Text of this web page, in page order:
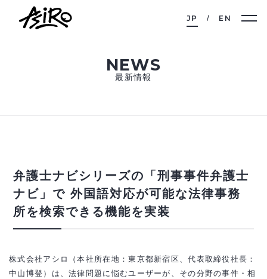
JP EN
NEWS
最新情報
弁護士ナビシリーズの「刑事事件弁護士
ナビ」で 外国語対応が可能な法律事務
所を検索できる機能を実装
株式会社アシロ（本社所在地：東京都新宿区、代表取締役社長：
中山博登）は、法律問題に悩むユーザーが、その分野の事件・相